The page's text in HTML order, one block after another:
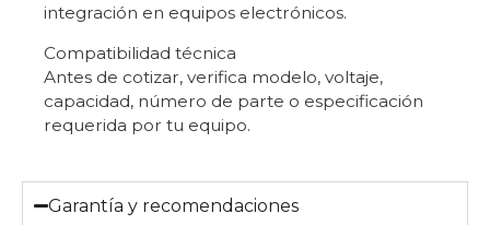
integración en equipos electrónicos.
Compatibilidad técnica
Antes de cotizar, verifica modelo, voltaje,
capacidad, número de parte o especificación
requerida por tu equipo.
Garantía y recomendaciones